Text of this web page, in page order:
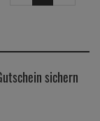
sichern